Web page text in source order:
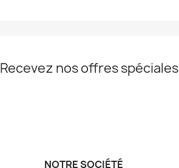
Recevez nos offres spéciales
NOTRE SOCIÉTÉ